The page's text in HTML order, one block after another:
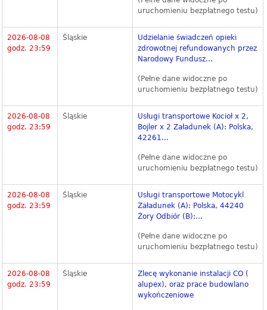
uruchomieniu bezpłatnego testu)
2026-08-08
godz. 23:59
Śląskie
Udzielanie świadczeń opieki
zdrowotnej refundowanych przez
Narodowy Fundusz...
(Pełne dane widoczne po
uruchomieniu bezpłatnego testu)
2026-08-08
godz. 23:59
Śląskie
Usługi transportowe Kocioł x 2,
Bojler x 2 Załadunek (A): Polska,
42261...
(Pełne dane widoczne po
uruchomieniu bezpłatnego testu)
2026-08-08
godz. 23:59
Śląskie
Usługi transportowe Motocykl
Załadunek (A): Polska, 44240
Żory Odbiór (B):...
(Pełne dane widoczne po
uruchomieniu bezpłatnego testu)
2026-08-08
godz. 23:59
Śląskie
Zlecę wykonanie instalacji CO (
alupex), oraz prace budowlano
wykończeniowe